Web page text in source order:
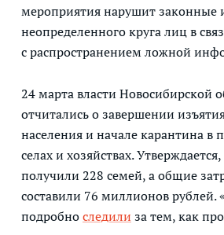
мероприятия нарушит законные
неопределенного круга лиц в
с распространением ложной
24 марта власти Новосибирской
отчитались о завершении
населения и начале карантина в
селах и хозяйствах.
получили 228 семей, а общие
составили 76 миллионов рублей.
подробноследили за тем, как